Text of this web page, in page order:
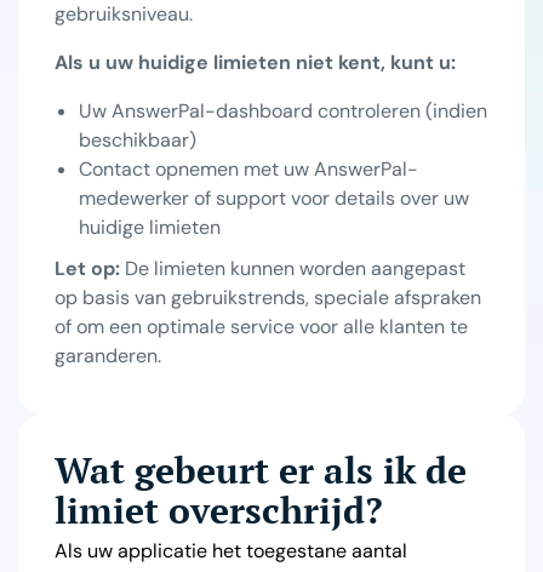
gebruiksniveau.
Als u uw huidige limieten niet kent, kunt u:
Uw AnswerPal-dashboard controleren (indien
beschikbaar)
Contact opnemen met uw AnswerPal-
medewerker of support voor details over uw
huidige limieten
Let op: De limieten kunnen worden aangepast
op basis van gebruikstrends, speciale afspraken
of om een optimale service voor alle klanten te
garanderen.
Wat gebeurt er als ik de
limiet overschrijd?
Als uw applicatie het toegestane aantal